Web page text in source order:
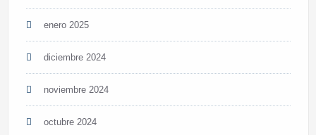
enero 2025
diciembre 2024
noviembre 2024
octubre 2024